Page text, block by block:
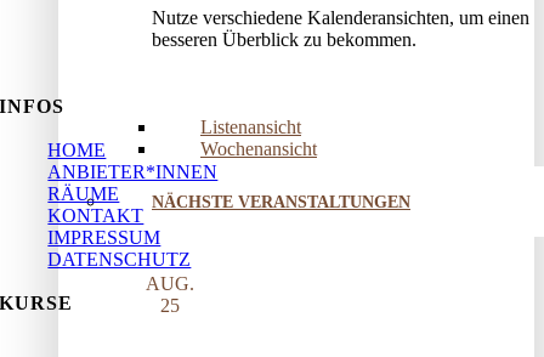
Nutze verschiedene Kalenderansichten, um einen
besseren Überblick zu bekommen.
Listenansicht
Wochenansicht
NÄCHSTE VERANSTALTUNGEN
AUG.
25
INFOS
HOME
ANBIETER*INNEN
RÄUME
KONTAKT
IMPRESSUM
DATENSCHUTZ
KURSE